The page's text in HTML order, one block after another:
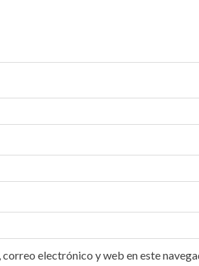
electrónico y web en este